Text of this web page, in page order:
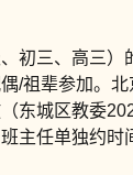
初三、高三）
/祖辈参加。
东城区教委
主任单独约时